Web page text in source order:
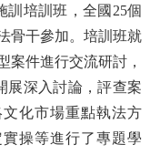
訓培訓班，全國25個
骨干參加。培訓班就
案件進行交流研討，
展深入討論，評查案
化市場重點執法方
操等進行了專題學